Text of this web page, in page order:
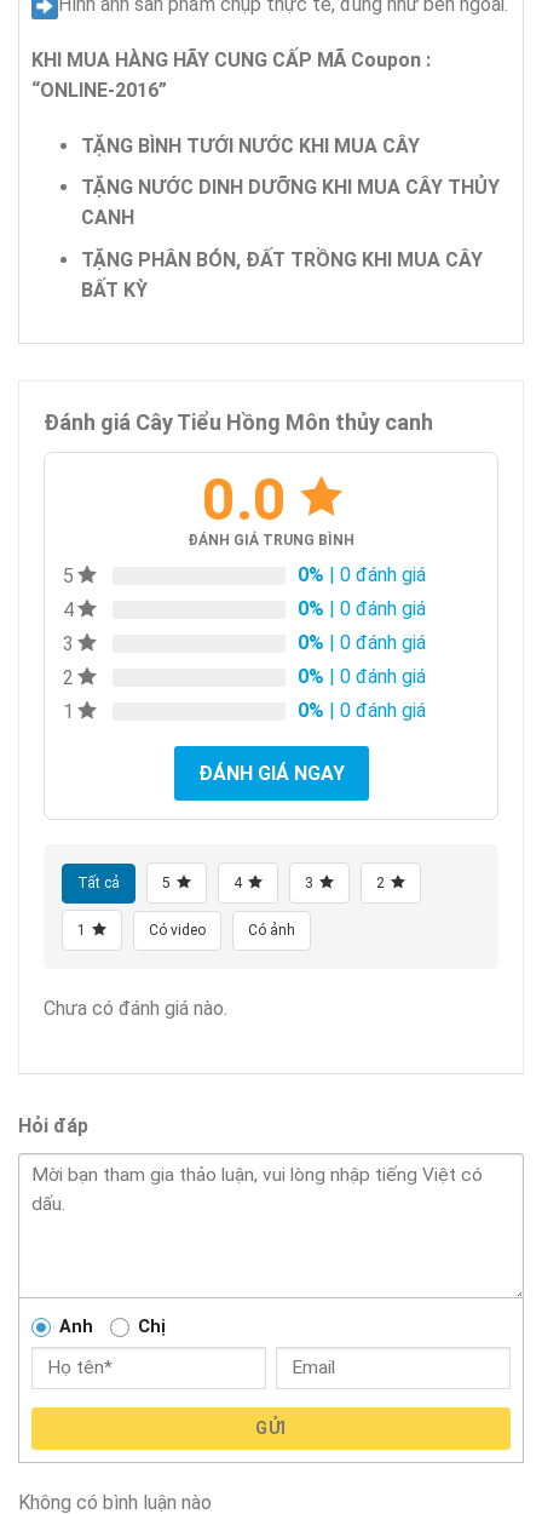
KHI MUA HÀNG HÃY CUNG CẤP MÃ Coupon :
“ONLINE-2016”
TẶNG BÌNH TƯỚI NƯỚC KHI MUA CÂY
TẶNG NƯỚC DINH DƯỠNG KHI MUA CÂY THỦY
CANH
TẶNG PHÂN BÓN, ĐẤT TRỒNG KHI MUA CÂY
BẤT KỲ
Đánh giá Cây Tiểu Hồng Môn thủy canh
0.0
ĐÁNH GIÁ TRUNG BÌNH
5 0% | 0 đánh giá
4
0% | 0 đánh giá
3
0% | 0 đánh giá
2
0% | 0 đánh giá
1
0% | 0 đánh giá
ĐÁNH GIÁ NGAY
Tất cả 5 4 3 2
1 Có video Có ảnh
Chưa có đánh giá nào.
Hỏi đáp
Anh Chị
GỬI
Không có bình luận nào